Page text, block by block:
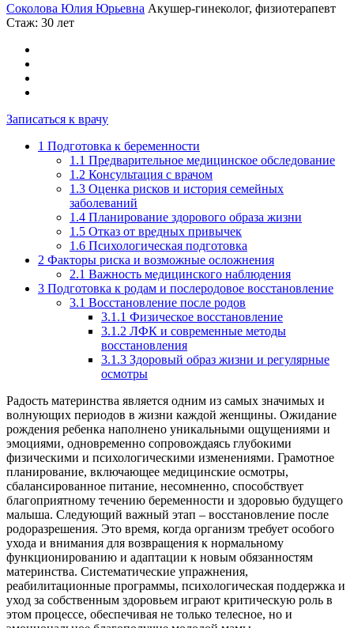
Соколова Юлия Юрьевна Акушер-гинеколог, физиотерапевт
Стаж: 30 лет
Записаться к врачу
1 Подготовка к беременности
1.1 Предварительное медицинское обследование
1.2 Консультация с врачом
1.3 Оценка рисков и история семейных
заболеваний
1.4 Планирование здорового образа жизни
1.5 Отказ от вредных привычек
1.6 Психологическая подготовка
2 Факторы риска и возможные осложнения
2.1 Важность медицинского наблюдения
3 Подготовка к родам и послеродовое восстановление
3.1 Восстановление после родов
3.1.1 Физическое восстановление
3.1.2 ЛФК и современные методы
восстановления
3.1.3 Здоровый образ жизни и регулярные
осмотры
Радость материнства является одним из самых значимых и
волнующих периодов в жизни каждой женщины. Ожидание
рождения ребенка наполнено уникальными ощущениями и
эмоциями, одновременно сопровождаясь глубокими
физическими и психологическими изменениями. Грамотное
планирование, включающее медицинские осмотры,
сбалансированное питание, несомненно, способствует
благоприятному течению беременности и здоровью будущего
малыша. Следующий важный этап – восстановление после
родоразрешения. Это время, когда организм требует особого
ухода и внимания для возвращения к нормальному
функционированию и адаптации к новым обязанностям
материнства. Систематические упражнения,
реабилитационные программы, психологическая поддержка и
уход за собственным здоровьем играют критическую роль в
этом процессе, обеспечивая не только телесное, но и